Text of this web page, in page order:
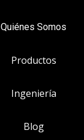
Quiénes Somos
Productos
Ingeniería
Blog